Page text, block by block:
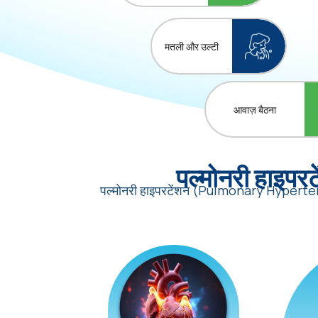
आवाज़ बैठना
मतली और उल्टी
पल्मोनरी
पल्मोनरी हाइपरटेंशन (Pulmonary